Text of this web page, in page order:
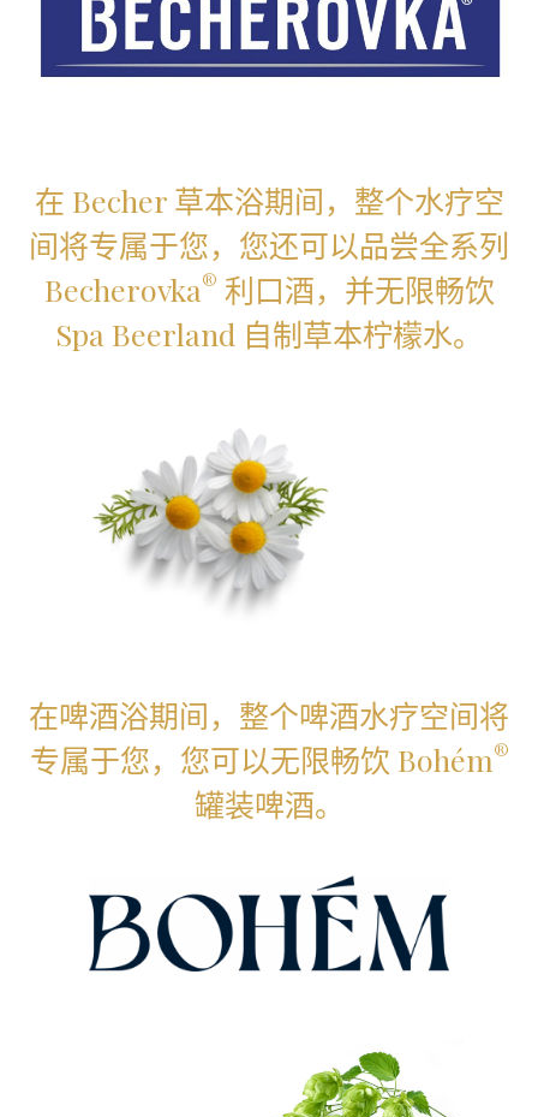
在 Becher 草本浴期间，整个水疗空
间将专属于您，您还可以品尝全系列
Becherovka® 利口酒，并无限畅饮
Spa Beerland 自制草本柠檬水。
在啤酒浴期间，整个啤酒水疗空间将
专属于您，您可以无限畅饮 Bohém®
罐装啤酒。